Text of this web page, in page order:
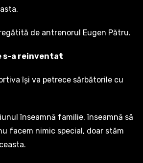
de antrenorul Eugen Pătru.
s-a reinventat
își va petrece sărbătorile cu
înseamnă familie, înseamnă să
facem nimic special, doar stăm